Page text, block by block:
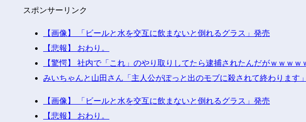
スポンサーリンク
【画像】 「ビールと水を交互に飲まないと倒れるグラス」発売
【悲報】 おわり。
【驚愕】 社内で「これ」のやり取りしてたら逮捕されたんだがｗｗｗｗ
みいちゃんと山田さん「主人公がぽっと出のモブに殺されて終わります
【画像】 「ビールと水を交互に飲まないと倒れるグラス」発売
【悲報】 おわり。